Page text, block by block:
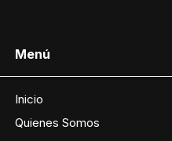
Menú
Inicio
Quienes Somos